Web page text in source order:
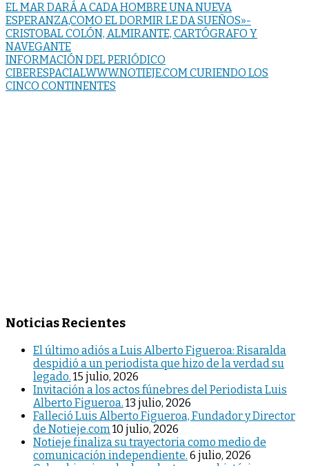
EL MAR DARÁ A CADA HOMBRE UNA NUEVA
ESPERANZA,COMO EL DORMIR LE DA SUEÑOS»-
CRISTOBAL COLÓN, ALMIRANTE, CARTÓGRAFO Y
NAVEGANTE
INFORMACIÓN DEL PERIÓDICO
CIBERESPACIALWWW.NOTIEJE.COM CURIENDO LOS
CINCO CONTINENTES
Noticias Recientes
El último adiós a Luis Alberto Figueroa: Risaralda
despidió a un periodista que hizo de la verdad su
legado. 15 julio, 2026
Invitación a los actos fúnebres del Periodista Luis
Alberto Figueroa. 13 julio, 2026
Falleció Luis Alberto Figueroa, Fundador y Director
de Notieje.com 10 julio, 2026
Notieje finaliza su trayectoria como medio de
comunicación independiente. 6 julio, 2026